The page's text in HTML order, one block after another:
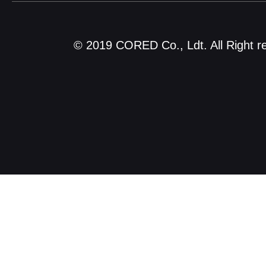
© 2019 CORED Co., Ldt. All Right